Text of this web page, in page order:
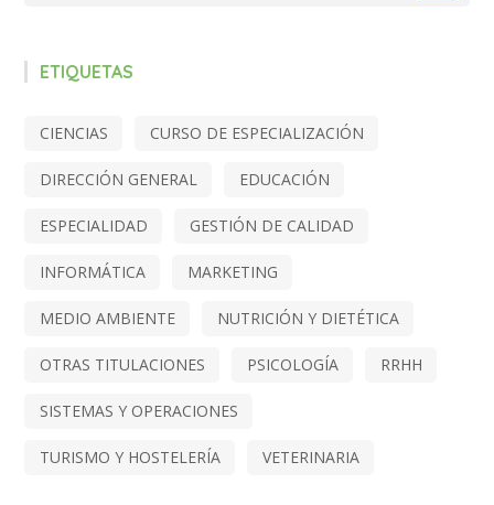
ETIQUETAS
CIENCIAS CURSO DE ESPECIALIZACIÓN
DIRECCIÓN GENERAL EDUCACIÓN
ESPECIALIDAD GESTIÓN DE CALIDAD
INFORMÁTICA MARKETING
MEDIO AMBIENTE NUTRICIÓN Y DIETÉTICA
OTRAS TITULACIONES PSICOLOGÍA RRHH
SISTEMAS Y OPERACIONES
TURISMO Y HOSTELERÍA VETERINARIA